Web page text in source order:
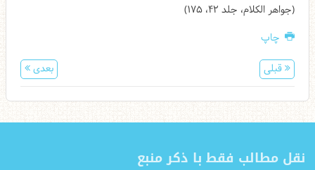
(جواهر الکلام، جلد ۴۲، ۱۷۵)
چاپ
قبلی
بعدی
نقل مطالب فقط با ذکر منبع